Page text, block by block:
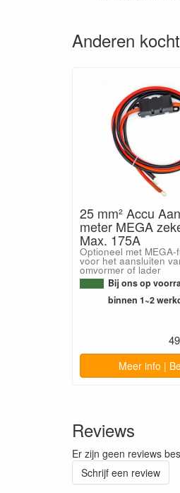
Anderen
25 mm² Accu
meter MEGA
Max. 175A
Optioneel met
voor het aansluiten
omvormer of lader
Bij ons op
binnen 1~2
Meer info |
Reviews
Er zijn geen reviews
Schrijf een review